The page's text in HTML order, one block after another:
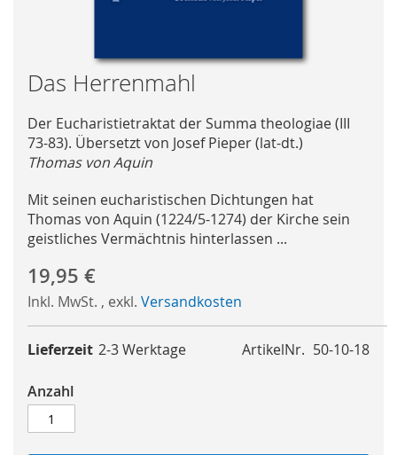
Skip
to
the
beginning
of
the
images
gallery
Das Herrenmahl
Der Eucharistietraktat der Summa theologiae (III
73-83). Übersetzt von Josef Pieper (lat-dt.)
Thomas von Aquin
Mit seinen eucharistischen Dichtungen hat
Thomas von Aquin (1224/5-1274) der Kirche sein
geistliches Vermächtnis hinterlassen ...
19,95 €
Inkl. MwSt. , exkl. Versandkosten
ArtikelNr. 50-10-18
Lieferzeit 2-3 Werktage
Anzahl